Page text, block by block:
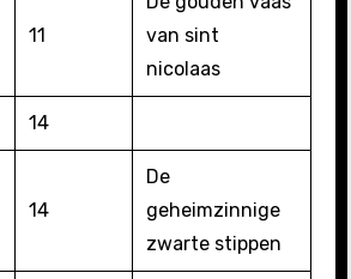
11
van sint
nicolaas
14
14
De
geheimzinnige
zwarte stippen